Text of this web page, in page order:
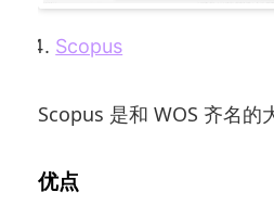
Scopus
Scopus 是和 WOS 齐名的
优点